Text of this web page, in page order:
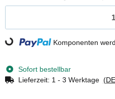
Loading... Komponenten
Sofort bestellbar
Lieferzeit: 1 - 3 Werktage